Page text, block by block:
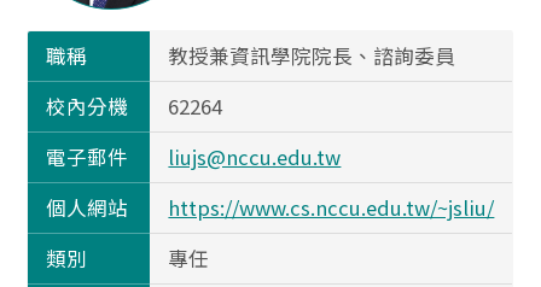
職稱
教授兼資訊學院院長、諮詢委員
校內分機
62264
電子郵件
liujs@nccu.edu.tw
個人網站
https://www.cs.nccu.edu.tw/~jsliu/
類別
專任